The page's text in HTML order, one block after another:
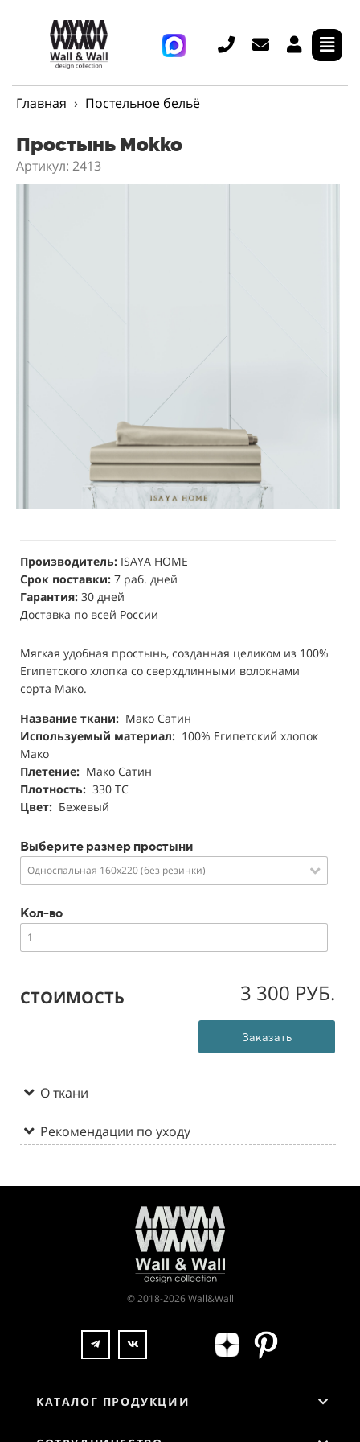
Главная › Постельное бельё
Простынь Mokko
Артикул: 2413
Производитель: ISAYA HOME
Срок поставки: 7 раб. дней
Гарантия: 30 дней
Доставка по всей России
Мягкая удобная простынь, созданная целиком из 100%
Египетского хлопка со сверхдлинными волокнами
сорта Мако.
Название ткани: Мако Сатин
Используемый материал: 100% Египетский хлопок
Мако
Плетение: Мако Сатин
Плотность: 330 ТС
Цвет: Бежевый
Выберите размер простыни
Односпальная 160х220 (без резинки)
Кол-во
СТОИМОСТЬ 3 300 РУБ.
Заказать
О ткани
Рекомендации по уходу
© 2018-2026 Wall&Wall
КАТАЛОГ ПРОДУКЦИИ